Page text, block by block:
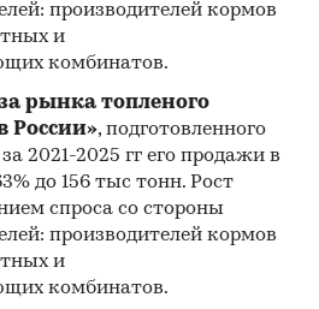
производителей кормов
и
комбинатов.
рынка топленого
России», подготовленного
2021-2025 гг его продажи в
до 156 тыс тонн. Рост
спроса со стороны
производителей кормов
и
комбинатов.